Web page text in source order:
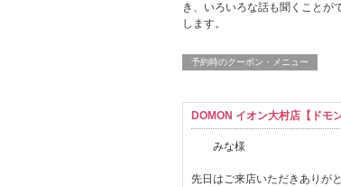
き、いろいろな話も聞くことが
します。
予約時のクーポン・メニュー
DOMON イオン大村店【ドモ
みな様
先日はご来店いただきありが